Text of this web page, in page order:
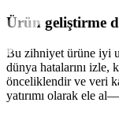
Ürün geliştirme
Bu zihniyet ürüne iyi
dünya hatalarını izle,
önceliklendir ve veri
yatırımı olarak ele